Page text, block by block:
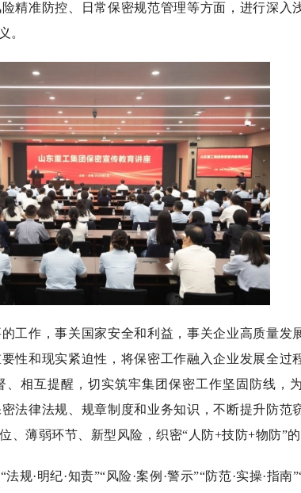
精准防控、日常保密规范管理等方面，进行深入
。
作，事关国家安全和利益，事关企业高质量发
性和现实紧迫性，将保密工作融入企业发展全过
相互提醒，切实筑牢集团保密工作坚固防线，
法律法规、规章制度和业务知识，不断提升防范
薄弱环节、新型风险，织密“人防+技防+物防”的
明纪·知责”“风险·案例·警示”“防范·实操·指南